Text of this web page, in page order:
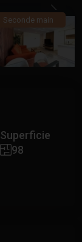
Seconde main
Superficie
98